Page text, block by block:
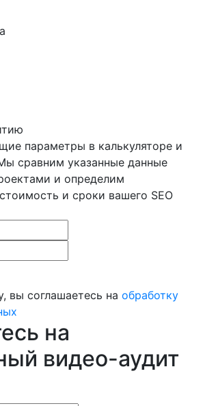
параметры в калькуляторе и
сравним указанные данные
и определим
и сроки вашего SEO
вы соглашаетесь на обработку
на
видео-аудит